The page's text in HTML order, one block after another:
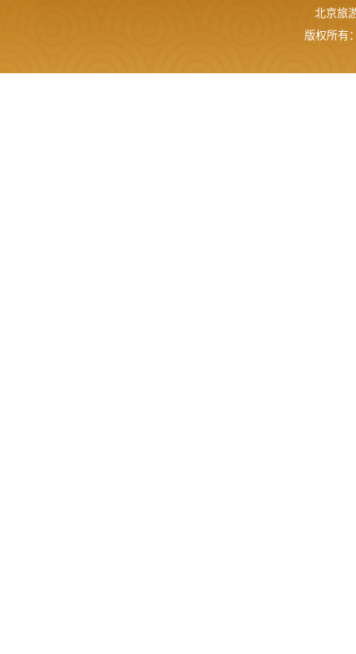
北京旅
版权所有